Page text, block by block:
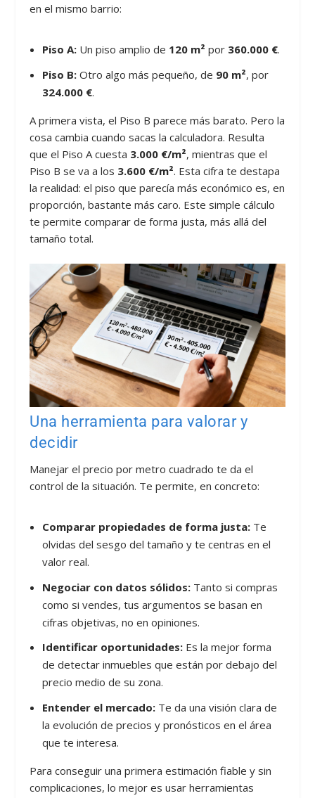
en el mismo barrio:
Piso A:Un piso amplio de 120 m² por 360.000 €.
Piso B:Otro algo más pequeño, de 90 m², por
324.000 €.
A primera vista, el Piso B parece más barato. Pero la
cosa cambia cuando sacas la calculadora. Resulta
que el Piso A cuesta 3.000 €/m², mientras que el
Piso B se va a los 3.600 €/m². Esta cifra te destapa
la realidad: el piso que parecía más económico es, en
proporción, bastante más caro. Este simple cálculo
te permite comparar de forma justa, más allá del
tamaño total.
Una herramienta para valorar y
decidir
Manejar el precio por metro cuadrado te da el
control de la situación. Te permite, en concreto:
Comparar propiedades de forma justa:Te
olvidas del sesgo del tamaño y te centras en el
valor real.
Negociar con datos sólidos:Tanto si compras
como si vendes, tus argumentos se basan en
cifras objetivas, no en opiniones.
Identificar oportunidades:Es la mejor forma
de detectar inmuebles que están por debajo del
precio medio de su zona.
Entender el mercado:Te da una visión clara de
la evolución de precios y pronósticos en el área
que te interesa.
Para conseguir una primera estimación fiable y sin
complicaciones, lo mejor es usar herramientas